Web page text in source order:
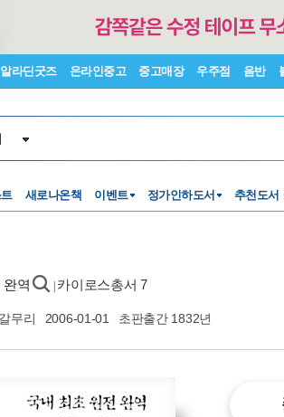
알라딘굿즈 온라인중고 중고매장 우주점 음반
새로나온책 이벤트 정가인하도서 추천도서
완역 카이로스총서 7
무리 2006-01-01 초판출간 1832년